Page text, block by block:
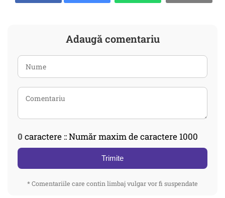
Adaugă comentariu
0 caractere :: Număr maxim de caractere 1000
Trimite
* Comentariile care contin limbaj vulgar vor fi suspendate